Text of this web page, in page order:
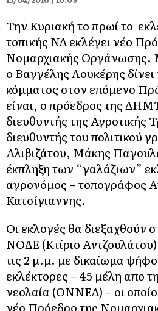
Την Κυριακή το πρωί το
τοπικής ΝΔ εκλέγει νέο
Νομαρχιακής Οργάνωσης.
ο Βαγγέλης Λουκέρης
κόμματος στον επόμενο
είναι, ο πρόεδρος της
διευθυντής της Αγροτικής
διευθυντής του πολιτικού
Αλιβιζάτου, Μάκης
έκπληξη των “γαλάζιων”
αγρονόμος – τοπογράφος
Κατσίγιαννης.
Oι εκλογές θα διεξαχθούν
ΝOΔΕ (Kτίριο
τις 2 μ.μ. με δικαίωμα
εκλέκτορες – 45 μέλη απο
νεολαία (ΟΝΝΕΔ) – οι
νέο Πρόεδρο της